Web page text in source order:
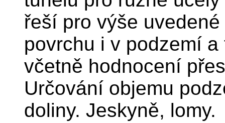
řeší pro výše
povrchu i v podzemí
včetně hodnocení
Určování objemu
doliny. Jeskyně, lomy.